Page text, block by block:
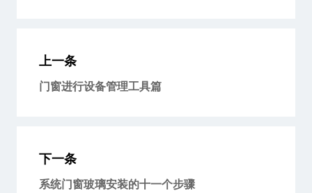
上一条
门窗进行设备管理工具篇
下一条
系统门窗玻璃安装的十一个步骤